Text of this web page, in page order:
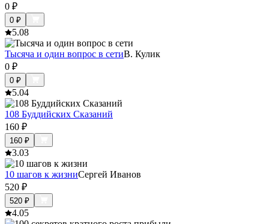
0 ₽
0 ₽
5.08
Тысяча и один вопрос в сетиВ. Кулик
0 ₽
0 ₽
5.04
108 Буддийских Сказаний
160 ₽
160 ₽
3.03
10 шагов к жизниСергей Иванов
520 ₽
520 ₽
4.05